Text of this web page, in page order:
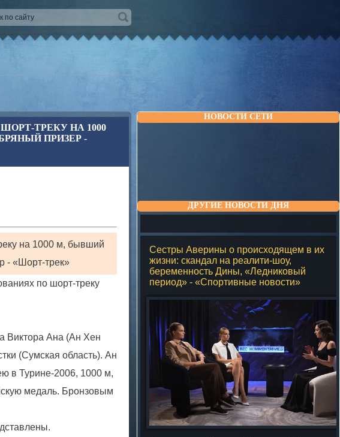
НОВОСТИ СЕТИ
ДРУГИЕ НОВОСТИ ДНЯ
Сестры Аверины о происходящем в их
жизни: скандал на реалити-шоу,
беременность Дины, «Ледниковый
период» - «Спортивные новости»
ТРЕКУ НА 1000
ПРИЗЕР -
по шорт-треку
Виктора Ана (Ан Хен
(Сумская область). Ан
в Турине-2006, 1000 м,
медаль. Бронзовым